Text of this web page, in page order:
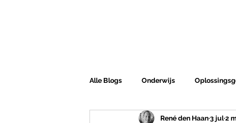
Alle Blogs Onderwijs
René den Haan3 jul2